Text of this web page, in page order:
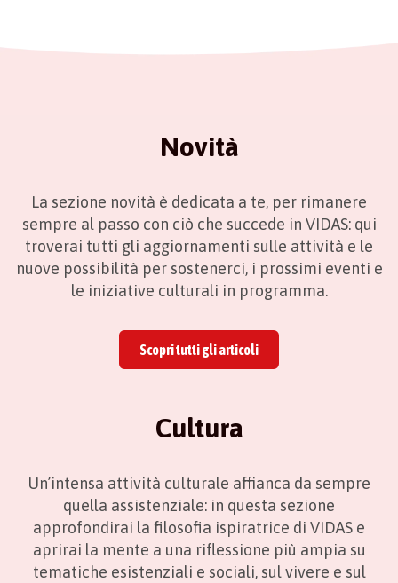
Novità
La sezione novità è dedicata a te, per rimanere
sempre al passo con ciò che succede in VIDAS: qui
troverai tutti gli aggiornamenti sulle attività e le
nuove possibilità per sostenerci, i prossimi eventi e
le iniziative culturali in programma.
Scopri tutti gli articoli
Cultura
Un’intensa attività culturale affianca da sempre
quella assistenziale: in questa sezione
approfondirai la filosofia ispiratrice di VIDAS e
aprirai la mente a una riflessione più ampia su
tematiche esistenziali e sociali, sul vivere e sul